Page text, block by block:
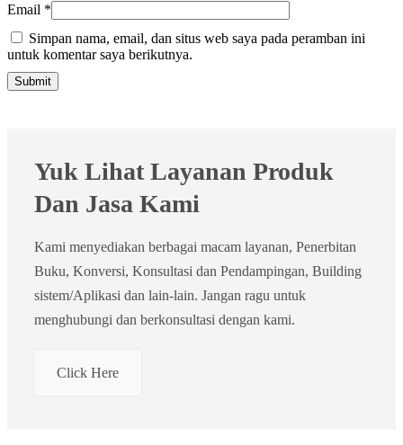
Email *
Simpan nama, email, dan situs web saya pada peramban ini
untuk komentar saya berikutnya.
Yuk Lihat Layanan Produk
Dan Jasa Kami
Kami menyediakan berbagai macam layanan, Penerbitan
Buku, Konversi, Konsultasi dan Pendampingan, Building
sistem/Aplikasi dan lain-lain. Jangan ragu untuk
menghubungi dan berkonsultasi dengan kami.
Click Here